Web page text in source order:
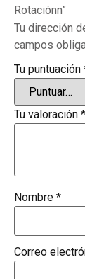
Rotaciónn”
Tu dirección
campos
Tu puntuación
Tu valoración *
Nombre *
Correo